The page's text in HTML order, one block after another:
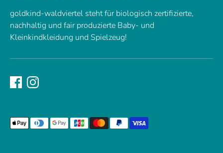
goldkind-waldviertel steht für biologisch zertifizierte,
nachhaltig und fair produzierte Baby- und
Kleinkindkleidung und Spielzeug!
Akzeptierte
Zahlungsarten